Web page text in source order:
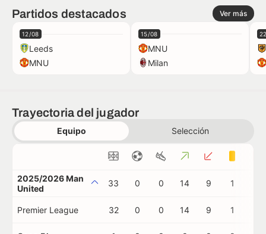
Partidos destacados Ver más
12/08
Leeds
MNU
15/08
MNU
Milan
Trayectoria del jugador
Equipo Selección
2025/2026 Man
United
33 0 0 14 9 1
Premier League 32 0 0 14 9 1